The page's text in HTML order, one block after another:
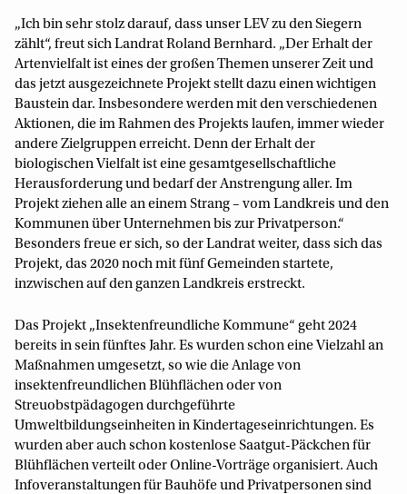
„Ich bin sehr stolz darauf, dass unser LEV zu den Siegern
zählt“, freut sich Landrat Roland Bernhard. „Der Erhalt der
Artenvielfalt ist eines der großen Themen unserer Zeit und
das jetzt ausgezeichnete Projekt stellt dazu einen wichtigen
Baustein dar. Insbesondere werden mit den verschiedenen
Aktionen, die im Rahmen des Projekts laufen, immer wieder
andere Zielgruppen erreicht. Denn der Erhalt der
biologischen Vielfalt ist eine gesamtgesellschaftliche
Herausforderung und bedarf der Anstrengung aller. Im
Projekt ziehen alle an einem Strang – vom Landkreis und den
Kommunen über Unternehmen bis zur Privatperson.“
Besonders freue er sich, so der Landrat weiter, dass sich das
Projekt, das 2020 noch mit fünf Gemeinden startete,
inzwischen auf den ganzen Landkreis erstreckt.
Das Projekt „Insektenfreundliche Kommune“ geht 2024
bereits in sein fünftes Jahr. Es wurden schon eine Vielzahl an
Maßnahmen umgesetzt, so wie die Anlage von
insektenfreundlichen Blühflächen oder von
Streuobstpädagogen durchgeführte
Umweltbildungseinheiten in Kindertageseinrichtungen. Es
wurden aber auch schon kostenlose Saatgut-Päckchen für
Blühflächen verteilt oder Online-Vorträge organisiert. Auch
Infoveranstaltungen für Bauhöfe und Privatpersonen sind